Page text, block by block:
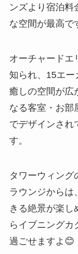
ンズより宿泊料
な空間が最高で
オーチャードエ
知られ、15エ
癒しの空間が広
なる客室・お部
でデザインされ
す。
タワーウィング
ラウンジからは
きる絶景が楽し
らイブニングカ
過ごせますよ😊